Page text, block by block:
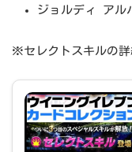
ジョルディ アル
※セレクトスキルの詳